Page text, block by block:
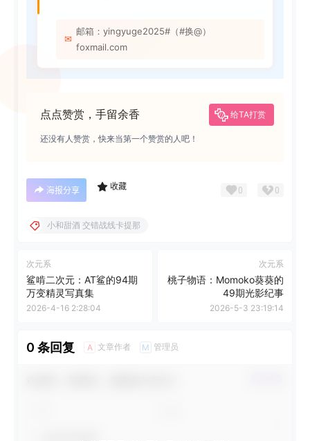
✉
邮箱：yingyuge2025#（#换@）
foxmail.com
点点赞赏，手留余香 给TA打赏
还没有人赞赏，快来当第一个赞赏的人吧！
海报分享 收藏 0 0
小和甜酒 交错战线卡提那
次元系
鲨啃二次元：AT鲨的94期
万变精灵写真集
2026-4-16 2:28:04
次元系
桃子物语：Momoko葵葵的
49期光影纪事
2026-5-3 23:19:14
0 条回复 A 文章作者 M 管理员